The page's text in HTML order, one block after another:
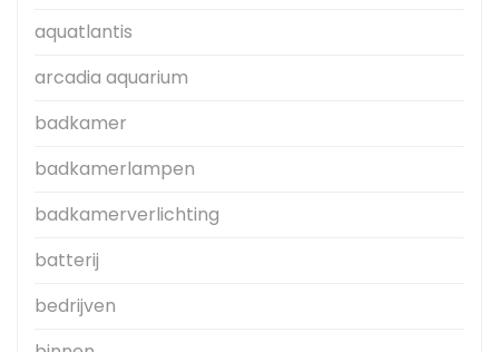
aquatlantis
arcadia aquarium
badkamer
badkamerlampen
badkamerverlichting
batterij
bedrijven